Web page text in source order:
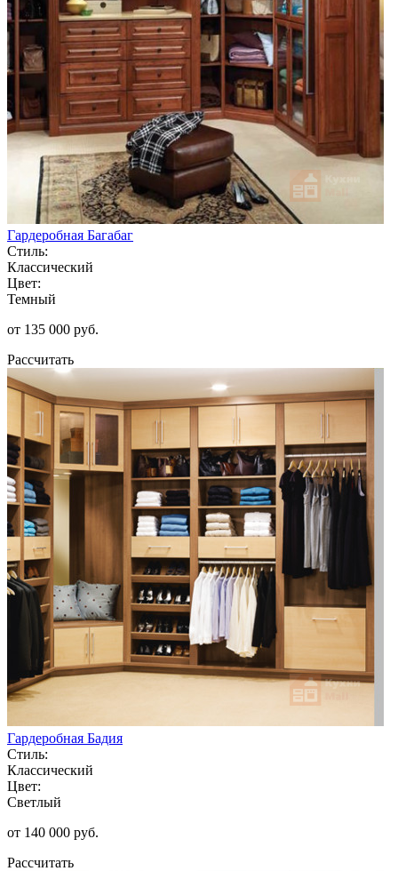
Гардеробная Багабаг
Стиль:
Классический
Цвет:
Темный
от 135 000 руб.
Рассчитать
Гардеробная Бадия
Стиль:
Классический
Цвет:
Светлый
от 140 000 руб.
Рассчитать